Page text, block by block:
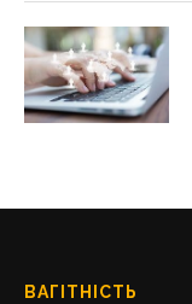
ВАГІТНІСТЬ